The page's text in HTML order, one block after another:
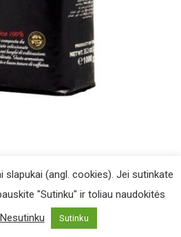
/Slapukų politika
slapukai (angl. cookies). Jei sutinkate
"Sutinku" ir toliau naudokitės
Nesutinku Sutinku